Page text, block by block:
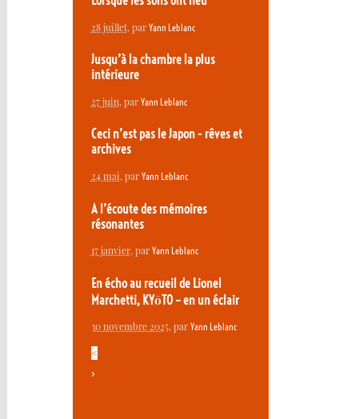
28 juillet, par Yann Leblanc
Jusqu’à la chambre la plus
intérieure
27 juin, par Yann Leblanc
Ceci n’est pas le Japon - rêves et
archives
24 mai, par Yann Leblanc
A l’écoute des mémoires
résonantes
17 janvier, par Yann Leblanc
En écho au recueil de Lionel
Marchetti, KYōTO – en un éclair
30 novembre 2025, par Yann Leblanc
<
>